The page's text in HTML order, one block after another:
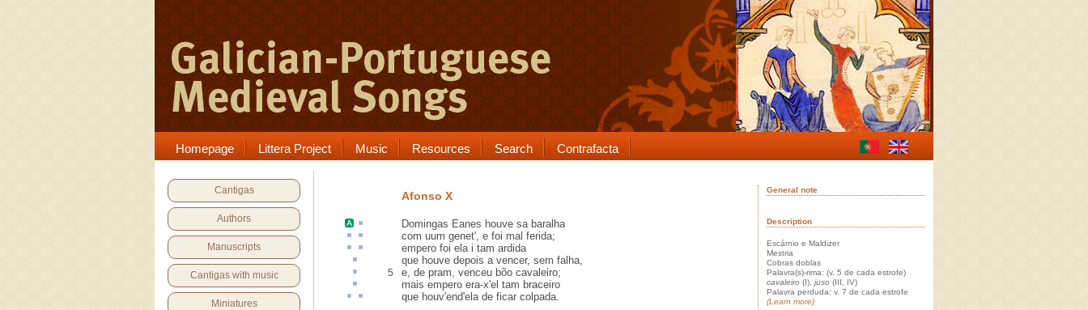
Homepage Littera Project Music Resources Search Contrafacta
Cantigas
Authors
Manuscripts
Cantigas with music
Miniatures
Afonso X
Domingas Eanes houve sa baralha
com uum genet', e foi mal ferida;
empero foi ela i tam ardida
que houve depois a vencer, sem falha,
5 e, de pram, venceu bõo cavaleiro;
mais empero era-x'el tam braceiro
que houv'end'ela de ficar colpada.
General note
Description
Escárnio e Maldizer
Mestria
Cobras doblas
Palavra(s)-rima: (v. 5 de cada estrofe)
cavaleiro (I), juso (III, IV)
Palavra perduda: v. 7 de cada estrofe
(Learn more)